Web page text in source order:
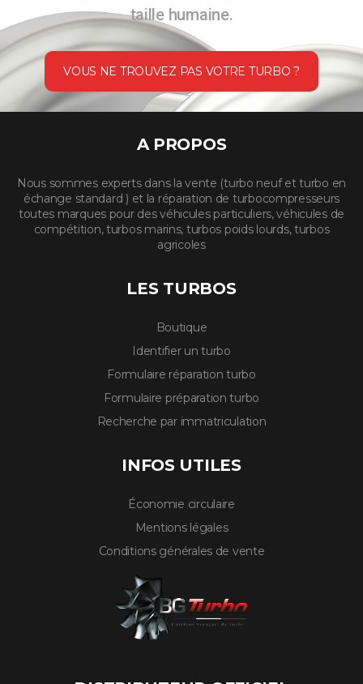
taille humaine.
VOUS NE TROUVEZ PAS VOTRE TURBO ?
A PROPOS
Nous sommes experts dans la vente (turbo neuf et turbo en
échange standard ) et la réparation de turbocompresseurs
toutes marques pour des véhicules particuliers, véhicules de
compétition, turbos marins, turbos poids lourds, turbos
agricoles
LES TURBOS
Boutique
Identifier un turbo
Formulaire réparation turbo
Formulaire préparation turbo
Recherche par immatriculation
INFOS UTILES
Économie circulaire
Mentions légales
Conditions générales de vente